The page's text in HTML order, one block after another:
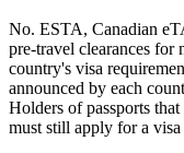
No. ESTA, Canadian
pre-travel clearances for
country's visa
announced by each
Holders of passports
must still apply for a